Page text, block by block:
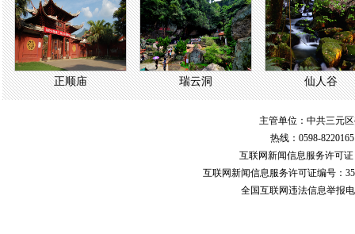
正顺庙 瑞云洞 仙人谷
主管单位：中共三元
热线：0598-
互联网新闻信息服务许可证
互联网新闻信息服务许可证编号：
全国互联网违法信息举报